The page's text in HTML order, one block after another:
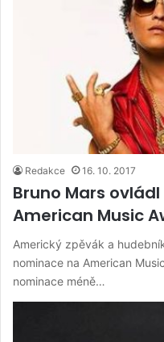
Redakce 16. 10. 2017
Bruno Mars
American Music
Americký zpěvák a
nominace na American
nominace méně…